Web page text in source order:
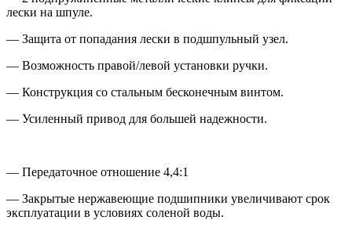
лески на шпуле.
— Защита от попадания лески в подшпульный узел.
— Возможность правой/левой установки ручки.
— Конструкция со стальным бесконечным винтом.
— Усиленный привод для большей надежности.
— Передаточное отношение 4,4:1
— Закрытые нержавеющие подшипники увеличивают срок
эксплуатации в условиях соленой воды.